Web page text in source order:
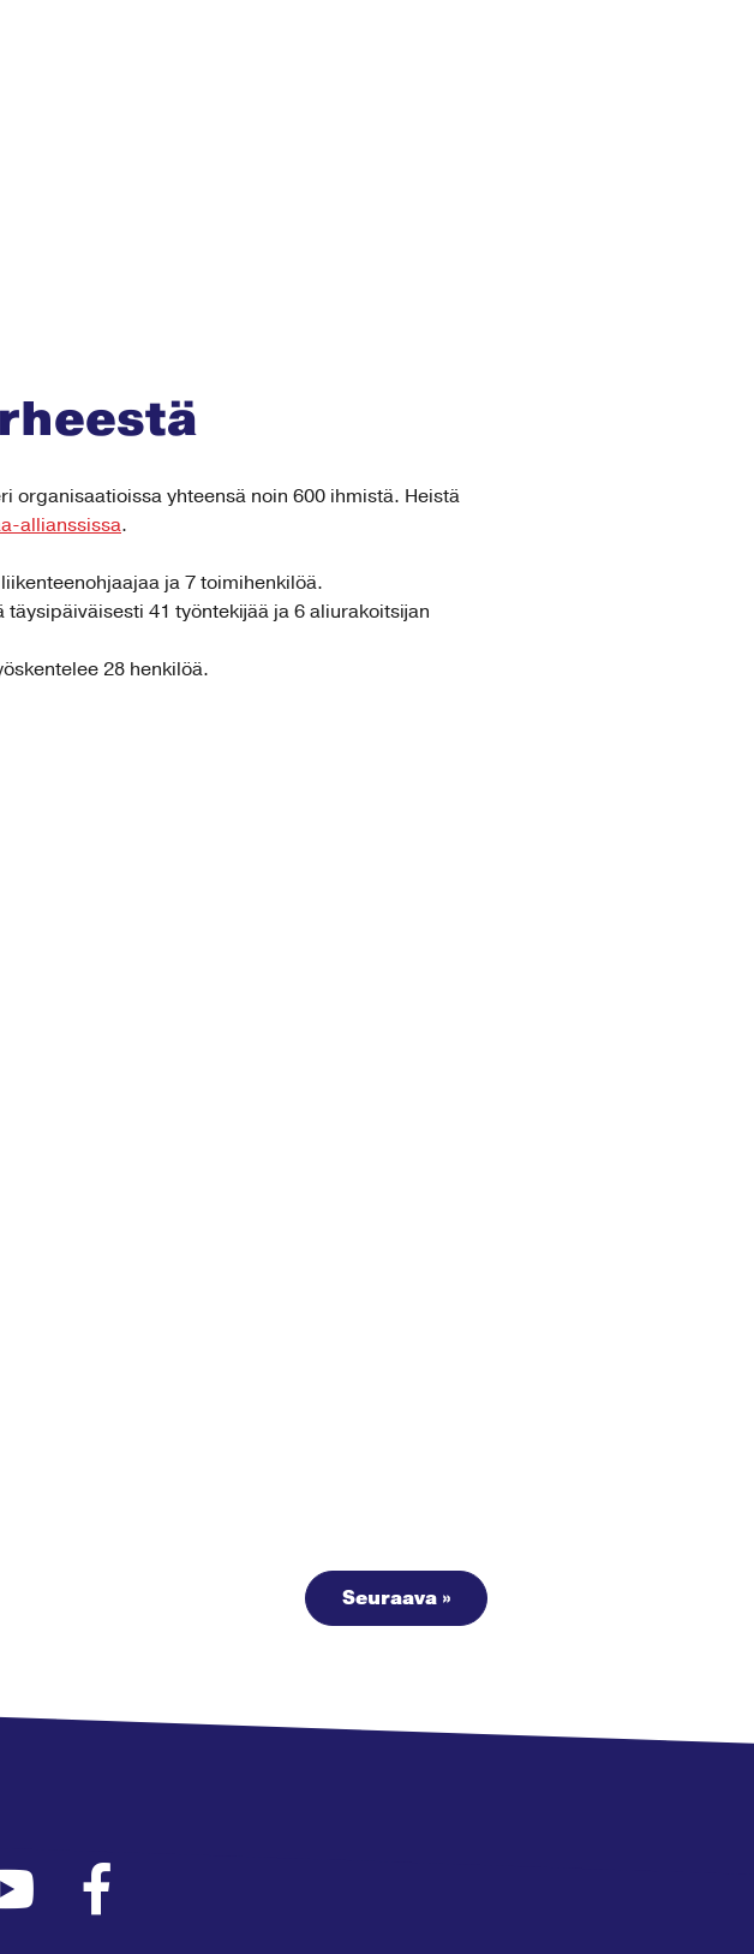
organisaatioissa yhteensä noin 600 ihmistä. Heistä
allianssissa.
ja 7 toimihenkilöä.
41 työntekijää ja 6 aliurakoitsijan
28 henkilöä.
Seuraava »